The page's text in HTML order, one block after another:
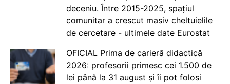
deceniu. Între 2015-2025, spațiul
comunitar a crescut masiv cheltuielile
de cercetare - ultimele date Eurostat
OFICIAL Prima de carieră didactică
2026: profesorii primesc cei 1.500 de
lei până la 31 august și îi pot folosi